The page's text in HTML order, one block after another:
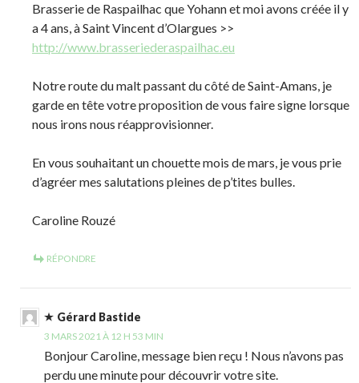
Brasserie de Raspailhac que Yohann et moi avons créée il y
a 4 ans, à Saint Vincent d’Olargues >>
http://www.brasseriederaspailhac.eu
Notre route du malt passant du côté de Saint-Amans, je
garde en tête votre proposition de vous faire signe lorsque
nous irons nous réapprovisionner.
En vous souhaitant un chouette mois de mars, je vous prie
d’agréer mes salutations pleines de p’tites bulles.
Caroline Rouzé
RÉPONDRE
Gérard Bastide
3 MARS 2021 À 12 H 53 MIN
Bonjour Caroline, message bien reçu ! Nous n’avons pas
perdu une minute pour découvrir votre site.